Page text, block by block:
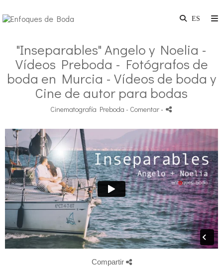
"Inseparables" Angelo y Noelia -
Vídeos Preboda - Fotógrafos de
boda en Murcia - Vídeos de boda y
Cine de autor para bodas
Cinematografía Preboda - Comentar-
Compartir